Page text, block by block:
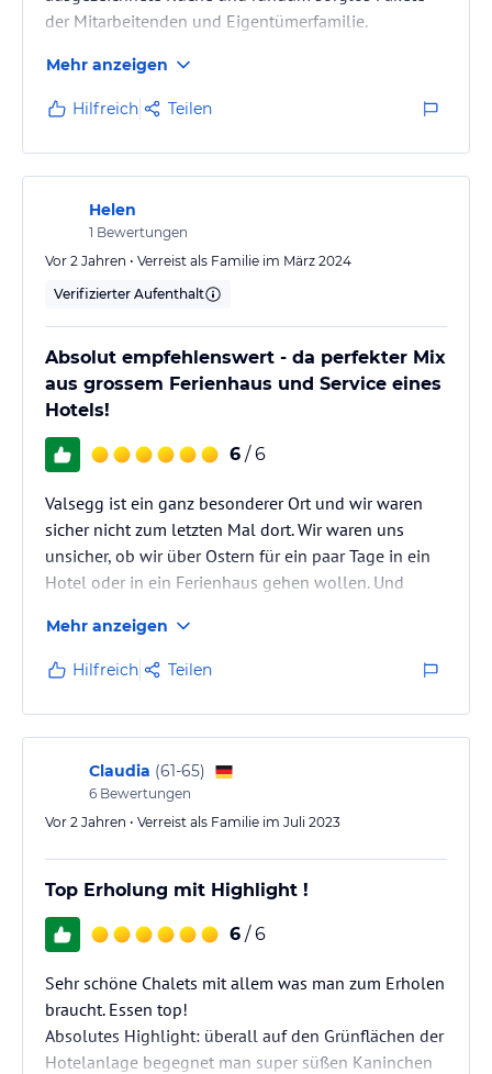
der Mitarbeitenden und Eigentümerfamilie.
verbunden mit Bildung.
Mehr anzeigen
Hilfreich Teilen
Helen
1 Bewertungen
Vor 2 Jahren • Verreist als Familie im März 2024
Verifizierter Aufenthalt
Absolut empfehlenswert - da perfekter Mix
aus grossem Ferienhaus und Service eines
Hotels!
6 / 6
Valsegg ist ein ganz besonderer Ort und wir waren
sicher nicht zum letzten Mal dort. Wir waren uns
unsicher, ob wir über Ostern für ein paar Tage in ein
Hotel oder in ein Ferienhaus gehen wollen. Und
aus Beidem bekommen. Wir wollten Platz als Familie,
wollten unabhängig sein und dennoch verwöhnt
werden und uns mal um nichts kümmern müssen. Die
Chalets sind sehr stilvoll und zugleich gemütlich
eingerichtet. Es gibt für die Kinder ein tolles
Schlafzimmer, das sich wie…
Mehr anzeigen
Hilfreich Teilen
Claudia (61-65)
6 Bewertungen
Vor 2 Jahren • Verreist als Familie im Juli 2023
Top Erholung mit Highlight !
6 / 6
Sehr schöne Chalets mit allem was man zum Erholen
braucht. Essen top!
Absolutes Highlight: überall auf den Grünflächen der
Hotelanlage begegnet man super süßen Kaninchen